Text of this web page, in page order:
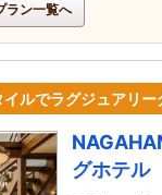
ラン一覧へ
イルでラグジュアリ
グホテル